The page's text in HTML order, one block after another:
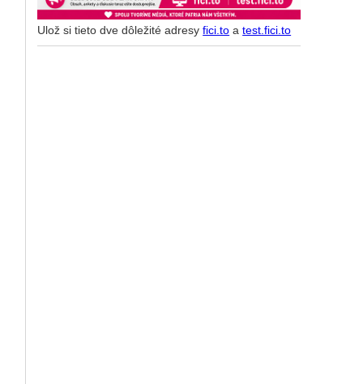
Ulož si tieto dve dôležité adresyfici.to atest.fici.to